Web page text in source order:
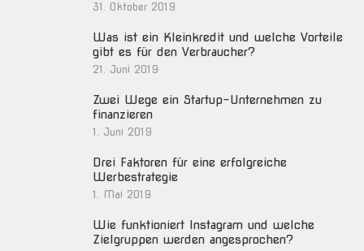
31. Oktober 2019
Was ist ein Kleinkredit und welche Vorteile
gibt es für den Verbraucher?
21. Juni 2019
Zwei Wege ein Startup-Unternehmen zu
finanzieren
1. Juni 2019
Drei Faktoren für eine erfolgreiche
Werbestrategie
1. Mai 2019
Wie funktioniert Instagram und welche
Zielgruppen werden angesprochen?